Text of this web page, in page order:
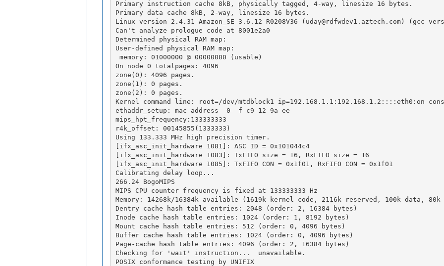
Primary instruction cache 8kB, physically tagged, 4-way, linesize 16 bytes.
Primary data cache 8kB, 2-way, linesize 16 bytes.
Linux version 2.4.31-Amazon_SE-3.6.12-R0208V36 (uday@rdfwdev1.aztech.com) (gcc
Can't analyze prologue code at 8001e2a0
Determined physical RAM map:
User-defined physical RAM map:
memory: 01000000 @ 00000000 (usable)
On node 0 totalpages: 4096
zone(0): 4096 pages.
zone(1): 0 pages.
zone(2): 0 pages.
Kernel command line: root=/dev/mtdblock1 ip=192.168.1.1:192.168.1.2::::eth0:on
ethaddr_setup: mac address  0- f-c9-12-9a-ee
mips_hpt_frequency:133333333
r4k_offset: 00145855(1333333)
Using 133.333 MHz high precision timer.
[ifx_asc_init_hardware 1081]: ASC ID = 0x101044c4
[ifx_asc_init_hardware 1083]: TxFIFO size = 16, RxFIFO size = 16
[ifx_asc_init_hardware 1085]: TxFIFO CON = 0x1f01, RxFIFO CON = 0x1f01
Calibrating delay loop...
266.24 BogoMIPS
MIPS CPU counter frequency is fixed at 133333333 Hz
Memory: 14268k/16384k available (1619k kernel code, 2116k reserved, 100k data,
Dentry cache hash table entries: 2048 (order: 2, 16384 bytes)
Inode cache hash table entries: 1024 (order: 1, 8192 bytes)
Mount cache hash table entries: 512 (order: 0, 4096 bytes)
Buffer cache hash table entries: 1024 (order: 0, 4096 bytes)
Page-cache hash table entries: 4096 (order: 2, 16384 bytes)
Checking for 'wait' instruction...  unavailable.
POSIX conformance testing by UNIFIX